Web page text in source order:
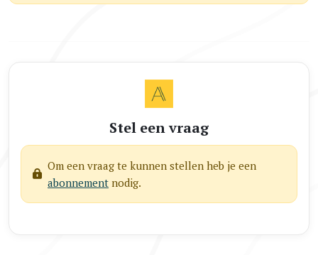
Stel een vraag
Om een vraag te kunnen stellen heb je een
abonnement nodig.